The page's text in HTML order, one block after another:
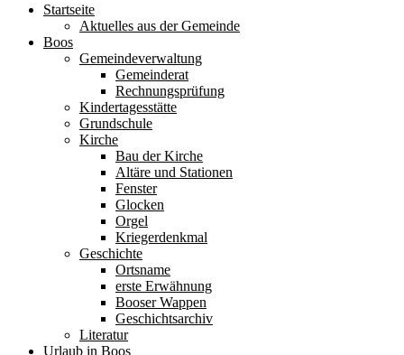
Startseite
Aktuelles aus der Gemeinde
Boos
Gemeindeverwaltung
Gemeinderat
Rechnungsprüfung
Kindertagesstätte
Grundschule
Kirche
Bau der Kirche
Altäre und Stationen
Fenster
Glocken
Orgel
Kriegerdenkmal
Geschichte
Ortsname
erste Erwähnung
Booser Wappen
Geschichtsarchiv
Literatur
Urlaub in Boos